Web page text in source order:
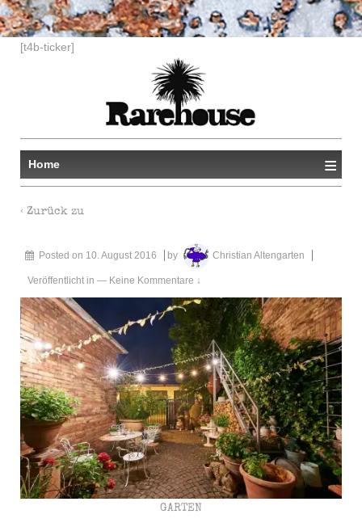
[t4b-ticker]
Home ≡
‹ Zurück zu
Posted on 10. August 2016 by Christian Altengarten
Veröffentlicht in — Keine Kommentare ↓
GARTEN